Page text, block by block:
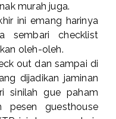
murah juga.
ini emang harinya
sembari checklist
oleh-oleh.
out dan sampai di
dijadikan jaminan
sinilah gue paham
guesthouse